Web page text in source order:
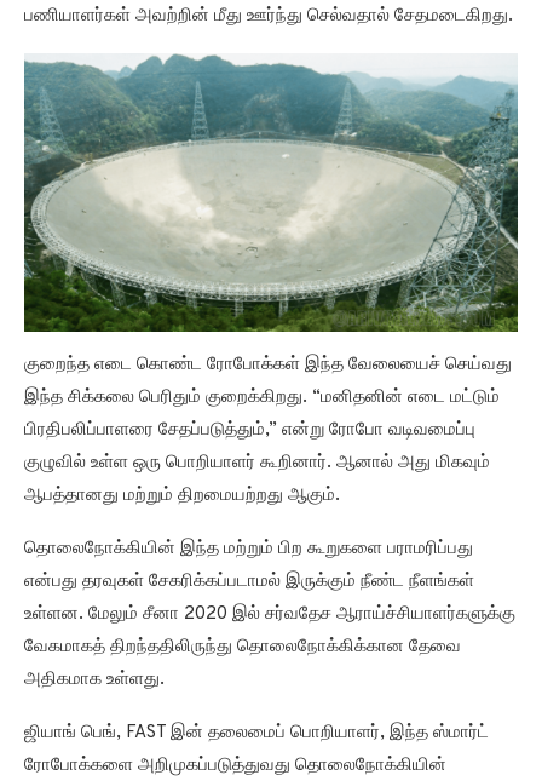
பணியாளர்கள் அவற்றின் மீது ஊர்ந்து செல்வதால் சேதமடைகிறது.
குறைந்த எடை கொண்ட ரோபோக்கள் இந்த வேலையைச் செய்வது
இந்த சிக்கலை பெரிதும் குறைக்கிறது. “மனிதனின் எடை மட்டும்
பிரதிபலிப்பாளரை சேதப்படுத்தும்,” என்று ரோபோ வடிவமைப்பு
குழுவில் உள்ள ஒரு பொறியாளர் கூறினார். ஆனால் அது மிகவும்
ஆபத்தானது மற்றும் திறமையற்றது ஆகும்.
தொலைநோக்கியின் இந்த மற்றும் பிற கூறுகளை பராமரிப்பது
என்பது தரவுகள் சேகரிக்கப்படாமல் இருக்கும் நீண்ட நீளங்கள்
உள்ளன. மேலும் சீனா 2020 இல் சர்வதேச ஆராய்ச்சியாளர்களுக்கு
வேகமாகத் திறந்ததிலிருந்து தொலைநோக்கிக்கான தேவை
அதிகமாக உள்ளது.
ஜியாங் பெங், FAST இன் தலைமைப் பொறியாளர், இந்த ஸ்மார்ட்
ரோபோக்களை அறிமுகப்படுத்துவது தொலைநோக்கியின்